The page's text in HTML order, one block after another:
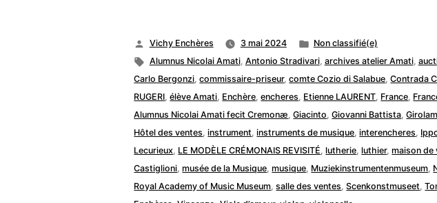
Publié
par
Vichy Enchères 3 mai 2024
Publié
dans
Non classifié(e)
Étiquettes :
Alumnus Nicolai Amati, Antonio Stradivari, archives atelier Amati,
Carlo Bergonzi ,commissaire-priseur,comte Cozio di Salabue ,Contrada
RUGERI ,élève Amati Enchère ,encheres Etienne LAURENT France
Alumnus Nicolai Amati fecit Cremonæ ,Giacinto ,Giovanni Battista ,
Hôtel des ventes ,instrument ,instruments de musique ,interencheres
Lecurieux LE MODÈLE CRÉMONAIS REVISITÉ ,lutherie ,luthier,maison de
Castiglioni ,musée de la Musique ,musique Muziekinstrumentenmuseum
Royal Academy of Music Museum ,salle des ventes ,Scenkonstmuseet ,